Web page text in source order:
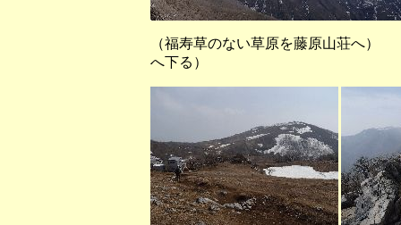
（福寿草のない草原を藤原
へ下る）